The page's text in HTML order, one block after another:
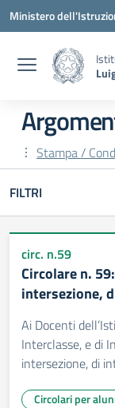
Vai ai contenuti
Vai al menu di
Vai al footer
Ministero
Stampa /
FILTRI
circ. n.59
Circolare n.
intersezione,
Ai Docenti
Interclasse, e di
intersezione, di
Circolari per